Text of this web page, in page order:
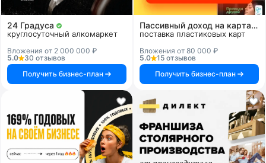
24 Градуса
круглосуточный алкомаркет
Вложения от 2 000 000 ₽
5.0
30 отзывов
Получить бизнес-план
Пассивный доход на картах и системах
поставка пластиковых карт
Вложения от 80 000 ₽
5.0
15 отзывов
Получить бизнес-план